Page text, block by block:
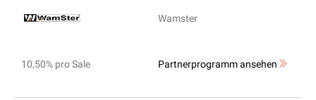
Wamster
10,50% pro Sale Partnerprogramm ansehen